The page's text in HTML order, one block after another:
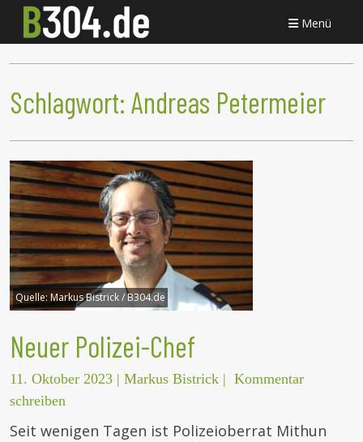
Menü
Schlagwort: Andreas Petermeier
Quelle: Markus Bistrick / B304.de
Neuer Polizei-Chef
11. Oktober 2023 | Markus Bistrick | Kommentar
schreiben
Seit wenigen Tagen ist Polizeioberrat Mithun